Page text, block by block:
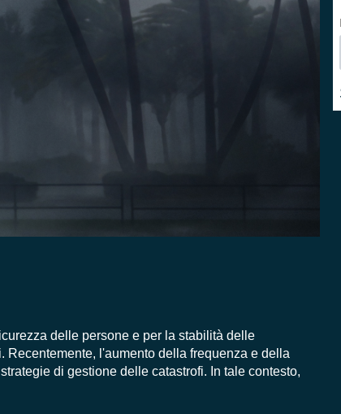
delle persone e per la stabilità delle
l'aumento della frequenza e della
di gestione delle catastrofi. In tale contesto,